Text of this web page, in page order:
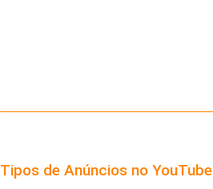
Tipos de Anúncios no YouTube